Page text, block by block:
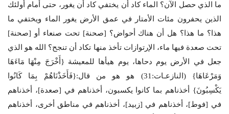
ما الذي حصل الآن؟ الماء كاد أن يختفي كاد أن يغور، حتى أمام أولئك
الذين يحفرون مئات الأمتار في عمق الأرض يغور الماء ويختفي ما
هذا؟ ما هذا؟ هل أن هناك أحواض؟ [صحنة] تحت صنعاء أو [صحنة]
تحت صعدة فيها ماء، الإرتوازات تأخذ منها تكاد أن تنجح؟ الله هو الذي
جعل في الأرض يوم دحاها، يوم هيأها للمعيشة {أَخْرَجَ مِنْهَا مَاءَهَا
وَمَرْعَاهَا} (النازعـات:31) هو هو من قال:{فَأَخَذْنَاهُمْ بِمَا كَانُوا
يَكْسِبُونَ} أخذناهم بما كانوا يكسبون، أخذناهم في [صعدة]، أخذناهم
في [فوط]، أخذناهم في [زبيد]، أخذناهم في مناطق أخرى، أخذناهم